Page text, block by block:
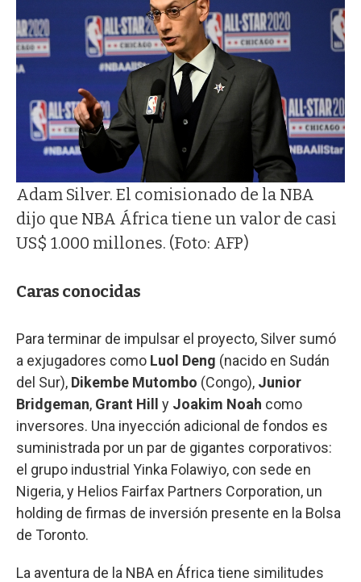
Adam Silver. El comisionado de la NBA
dijo que NBA África tiene un valor de casi
US$ 1.000 millones. (Foto: AFP)
Caras conocidas
Para terminar de impulsar el proyecto, Silver sumó
a exjugadores como Luol Deng (nacido en Sudán
del Sur), Dikembe Mutombo (Congo), Junior
Bridgeman, Grant Hill y Joakim Noah como
inversores. Una inyección adicional de fondos es
suministrada por un par de gigantes corporativos:
el grupo industrial Yinka Folawiyo, con sede en
Nigeria, y Helios Fairfax Partners Corporation, un
holding de firmas de inversión presente en la Bolsa
de Toronto.
La aventura de la NBA en África tiene similitudes